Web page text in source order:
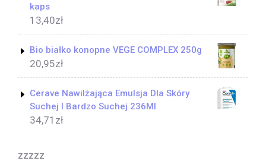
kaps
13,40zł
Bio białko konopne VEGE COMPLEX 250g
20,95zł
Cerave Nawilżająca Emulsja Dla Skóry
Suchej I Bardzo Suchej 236Ml
34,71 zł
zzzzz